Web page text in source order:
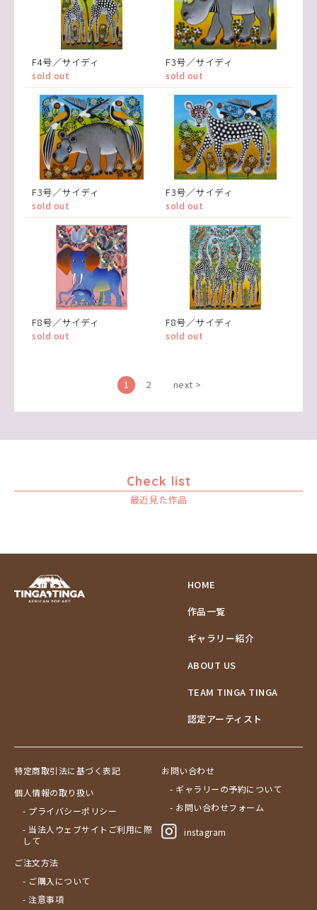
F4号／サイディ
sold out
F3号／サイディ
sold out
F3号／サイディ
sold out
F3号／サイディ
sold out
F8号／サイディ
sold out
F8号／サイディ
sold out
1 2 next >
Check list
最近見た作品
HOME
作品一覧
ギャラリー紹介
ABOUT US
TEAM TINGA TINGA
認定アーティスト
特定商取引法に基づく表記
個人情報の取り扱い
- プライバシーポリシー
- 当法人ウェブサイトご利用に際
して
ご注文方法
- ご購入について
- 注意事項
お問い合わせ
- ギャラリーの予約について
- お問い合わせフォーム
instagram